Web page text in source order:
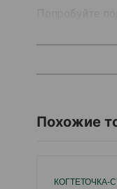
Попробуйте
Обратите
Нанесите на
Поиграйте с
Подойдёт
Похожие
КОГТЕТОЧКА-